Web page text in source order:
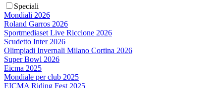
Speciali
Mondiali 2026
Roland Garros 2026
Sportmediaset Live Riccione 2026
Scudetto Inter 2026
Olimpiadi Invernali Milano Cortina 2026
Super Bowl 2026
Eicma 2025
Mondiale per club 2025
EICMA Riding Fest 2025